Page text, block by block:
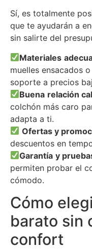
Sí, es totalmente
que te ayudarán a
sin salirte del
Materiales
muelles ensacados
soporte a precios
Buena relación
colchón más caro
adapta a ti.
Ofertas y
descuentos en
Garantía y
permiten probar el
cómodo.
Cómo
barato sin
confort